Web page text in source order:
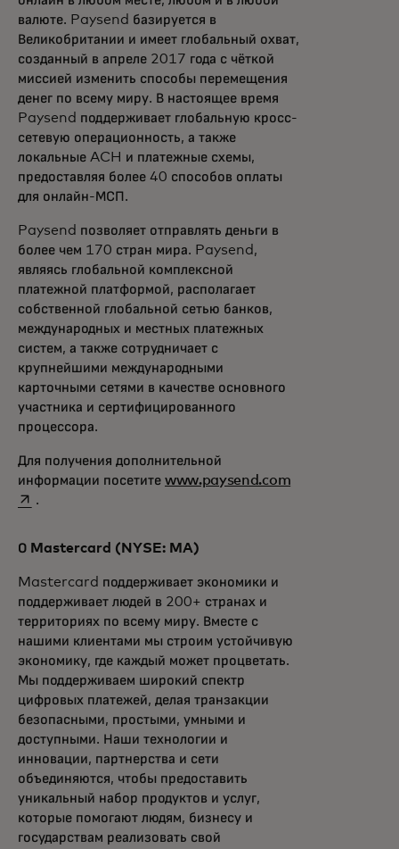
валюте. Paysend базируется в
Великобритании и имеет глобальный охват,
созданный в апреле 2017 года с чёткой
миссией изменить способы перемещения
денег по всему миру. В настоящее время
Paysend поддерживает глобальную кросс-
сетевую операционность, а также
локальные ACH и платежные схемы,
предоставляя более 40 способов оплаты
для онлайн-МСП.
Paysend позволяет отправлять деньги в
более чем 170 стран мира. Paysend,
являясь глобальной комплексной
платежной платформой, располагает
собственной глобальной сетью банков,
международных и местных платежных
систем, а также сотрудничает с
крупнейшими международными
карточными сетями в качестве основного
участника и сертифицированного
процессора.
Для получения дополнительной
информации посетите www.paysend.comopens in a new
.
О Mastercard (NYSE: MA)
Mastercard поддерживает экономики и
поддерживает людей в 200+ странах и
территориях по всему миру. Вместе с
нашими клиентами мы строим устойчивую
экономику, где каждый может процветать.
Мы поддерживаем широкий спектр
цифровых платежей, делая транзакции
безопасными, простыми, умными и
доступными. Наши технологии и
инновации, партнерства и сети
объединяются, чтобы предоставить
уникальный набор продуктов и услуг,
которые помогают людям, бизнесу и
государствам реализовать свой